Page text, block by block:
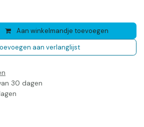
Aan winkelmandje toevoegen
aan verlanglijst
30 dagen